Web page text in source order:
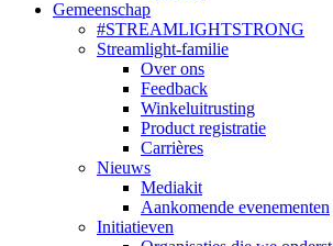
Gemeenschap
#STREAMLIGHTSTRONG
Streamlight-familie
Over ons
Feedback
Winkeluitrusting
Product registratie
Carrières
Nieuws
Mediakit
Aankomende evenementen
Initiatieven